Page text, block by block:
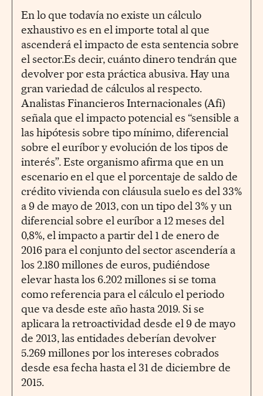
En lo que todavía no existe un cálculo
exhaustivo es en el importe total al que
ascenderá el impacto de esta sentencia sobre
el sector.Es decir, cuánto dinero tendrán que
devolver por esta práctica abusiva. Hay una
gran variedad de cálculos al respecto.
Analistas Financieros Internacionales (Afi)
señala que el impacto potencial es “sensible a
las hipótesis sobre tipo mínimo, diferencial
sobre el euríbor y evolución de los tipos de
interés”. Este organismo afirma que en un
escenario en el que el porcentaje de saldo de
crédito vivienda con cláusula suelo es del 33%
a 9 de mayo de 2013, con un tipo del 3% y un
diferencial sobre el euríbor a 12 meses del
0,8%, el impacto a partir del 1 de enero de
2016 para el conjunto del sector ascendería a
los 2.180 millones de euros, pudiéndose
elevar hasta los 6.202 millones si se toma
como referencia para el cálculo el periodo
que va desde este año hasta 2019. Si se
aplicara la retroactividad desde el 9 de mayo
de 2013, las entidades deberían devolver
5.269 millones por los intereses cobrados
desde esa fecha hasta el 31 de diciembre de
2015.